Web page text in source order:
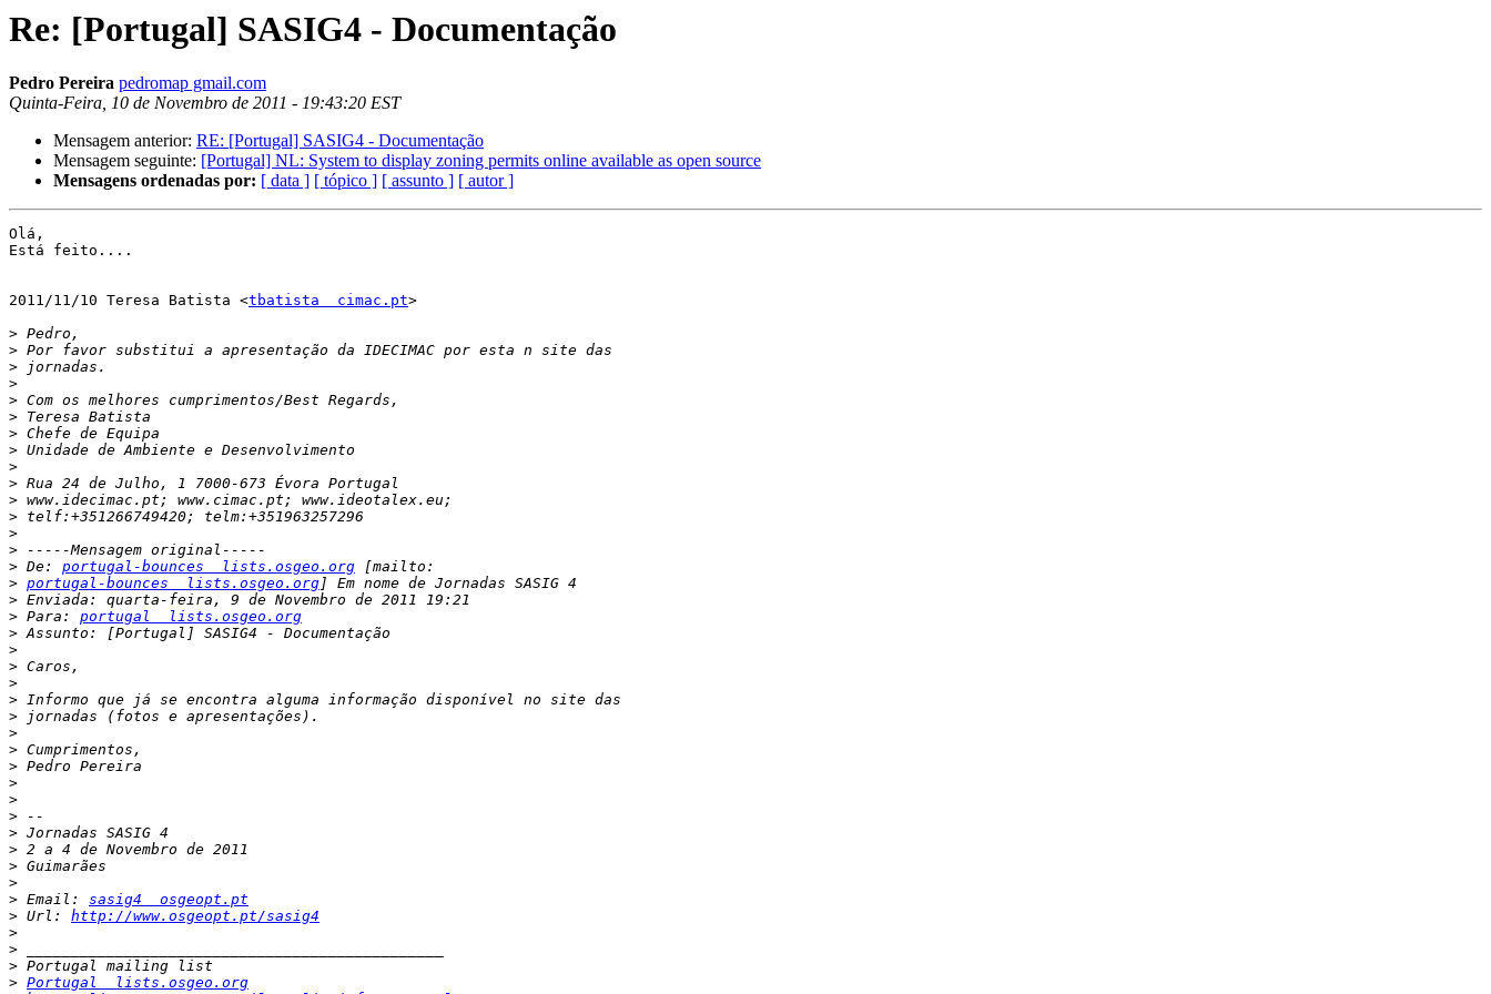
Re: [Portugal] SASIG4 - Documentação
Pedro Pereira pedromap gmail.com
Quinta-Feira, 10 de Novembro de 2011 - 19:43:20 EST
Mensagem anterior: RE: [Portugal] SASIG4 - Documentação
Mensagem seguinte: [Portugal] NL: System to display zoning permits online available as open source
Mensagens ordenadas por: [ data ] [ tópico ] [ assunto ] [ autor ]
Olá,
Está feito....
2011/11/10 Teresa Batista <tbatista  cimac.pt>
>
>
>
>
>
>
>
>
>
>
>
>
>
>
> De: portugal-bounces  lists.osgeo.org
> portugal-bounces  lists.osgeo.org
>
> Para: portugal  lists.osgeo.org
>
>
>
>
>
>
>
>
>
>
>
>
>
>
>
>
> Email: sasig4  osgeopt.pt
> Url: http://www.osgeopt.pt/sasig4
>
>
>
> Portugal  lists.osgeo.org